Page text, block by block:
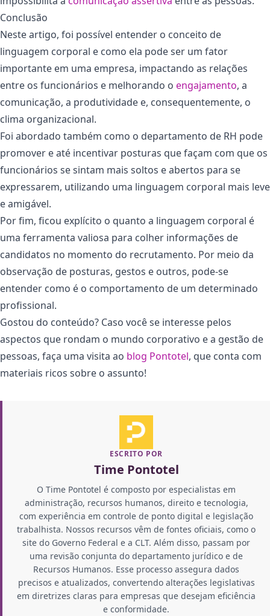
Conclusão
Neste artigo, foi possível entender o conceito de
linguagem corporal e como ela pode ser um fator
importante em uma empresa, impactando as relações
entre os funcionários e melhorando o engajamento, a
comunicação, a produtividade e, consequentemente, o
clima organizacional.
Foi abordado também como o departamento de RH pode
promover e até incentivar posturas que façam com que os
funcionários se sintam mais soltos e abertos para se
expressarem, utilizando uma linguagem corporal mais leve
e amigável.
Por fim, ficou explícito o quanto a linguagem corporal é
uma ferramenta valiosa para colher informações de
candidatos no momento do recrutamento. Por meio da
observação de posturas, gestos e outros, pode-se
entender como é o comportamento de um determinado
profissional.
Gostou do conteúdo? Caso você se interesse pelos
aspectos que rondam o mundo corporativo e a gestão de
pessoas, faça uma visita ao blog Pontotel, que conta com
materiais ricos sobre o assunto!
ESCRITO POR
Time Pontotel
O Time Pontotel é composto por especialistas em
administração, recursos humanos, direito e tecnologia,
com experiência em controle de ponto digital e legislação
trabalhista. Nossos recursos vêm de fontes oficiais, como o
site do Governo Federal e a CLT. Além disso, passam por
uma revisão conjunta do departamento jurídico e de
Recursos Humanos. Esse processo assegura dados
precisos e atualizados, convertendo alterações legislativas
em diretrizes claras para empresas que desejam eficiência
e conformidade.